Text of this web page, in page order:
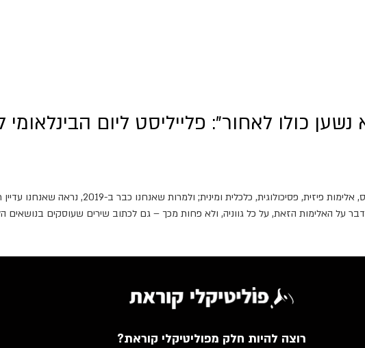
כולו לאחור": פלייליסט ליום
קיימים 50 גוונים של אלימות נגד נשים, של ניצול, הטרדה,
על האלימות הזאת, על כל גווניה, ולא פחות מכך – גם לכתוב שירים שעוסקים בנושאים
רוצה להיות חלק מפוליטיקלי קוראת?